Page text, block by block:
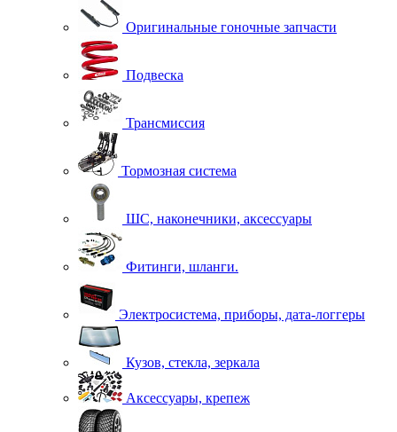
Оригинальные гоночные запчасти
Подвеска
Трансмиссия
Тормозная система
ШС, наконечники, аксессуары
Фитинги, шланги.
Электросистема, приборы, дата-логгеры
Кузов, стекла, зеркала
Аксессуары, крепеж